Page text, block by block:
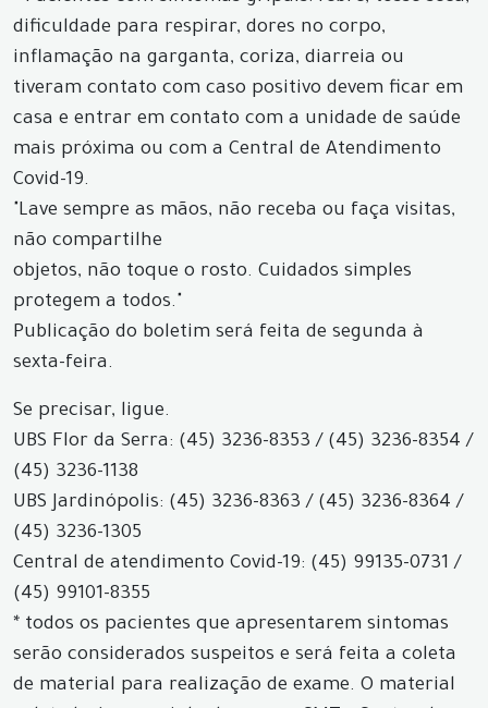
dificuldade para respirar, dores no corpo,
inflamação na garganta, coriza, diarreia ou
tiveram contato com caso positivo devem ficar em
casa e entrar em contato com a unidade de saúde
mais próxima ou com a Central de Atendimento
Covid-19.
"Lave sempre as mãos, não receba ou faça visitas,
não compartilhe
objetos, não toque o rosto. Cuidados simples
protegem a todos."
Publicação do boletim será feita de segunda à
sexta-feira.
Se precisar, ligue.
UBS Flor da Serra: (45) 3236-8353 / (45) 3236-8354 /
(45) 3236-1138
UBS Jardinópolis: (45) 3236-8363 / (45) 3236-8364 /
(45) 3236-1305
Central de atendimento Covid-19: (45) 99135-0731 /
(45) 99101-8355
* todos os pacientes que apresentarem sintomas
serão considerados suspeitos e será feita a coleta
de material para realização de exame. O material